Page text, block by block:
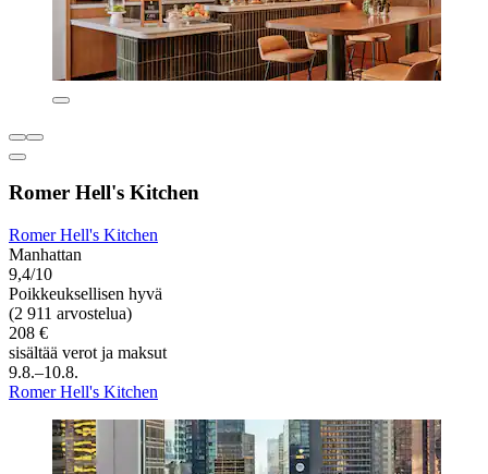
Romer Hell's Kitchen
Romer Hell's Kitchen
Manhattan
9,4/10
Poikkeuksellisen hyvä
(2 911 arvostelua)
208 €
sisältää verot ja maksut
9.8.–10.8.
Romer Hell's Kitchen